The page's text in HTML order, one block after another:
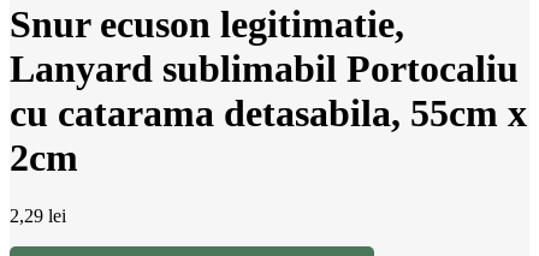
Snur ecuson legitimatie,
Lanyard sublimabil Portocaliu
cu catarama detasabila, 55cm x
2cm
2,29 lei